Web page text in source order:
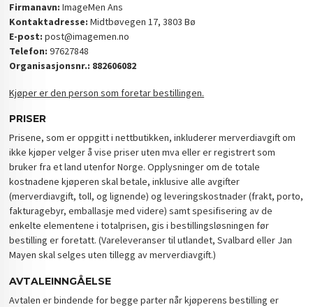
Firmanavn: ImageMen Ans
Kontaktadresse: Midtbøvegen 17, 3803 Bø
E-post: post@imagemen.no
Telefon: 97627848
Organisasjonsnr.: 882606082
Kjøper er den person som foretar bestillingen.
PRISER
Prisene, som er oppgitt i nettbutikken, inkluderer merverdiavgift om
ikke kjøper velger å vise priser uten mva eller er registrert som
bruker fra et land utenfor Norge. Opplysninger om de totale
kostnadene kjøperen skal betale, inklusive alle avgifter
(merverdiavgift, toll, og lignende) og leveringskostnader (frakt, porto,
fakturagebyr, emballasje med videre) samt spesifisering av de
enkelte elementene i totalprisen, gis i bestillingsløsningen før
bestilling er foretatt. (Vareleveranser til utlandet, Svalbard eller Jan
Mayen skal selges uten tillegg av merverdiavgift.)
AVTALEINNGÅELSE
Avtalen er bindende for begge parter når kjøperens bestilling er